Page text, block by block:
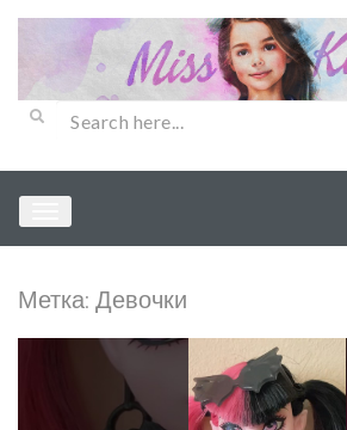
Метка: Девочки